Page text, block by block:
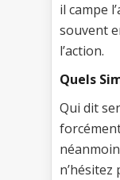
il campe
souvent
l’action.
Quels
Qui dit